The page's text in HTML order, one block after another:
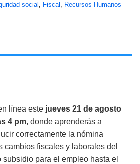
social Fiscal Recursos Humanos
línea este jueves 21 de agosto
4 pm, donde aprenderás a
correctamente la nómina
cambios fiscales y laborales del
para el empleo hasta el